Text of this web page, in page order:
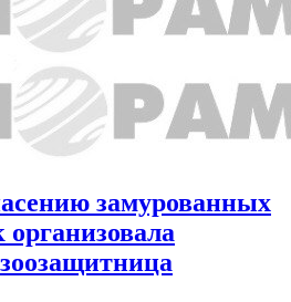
замурованных